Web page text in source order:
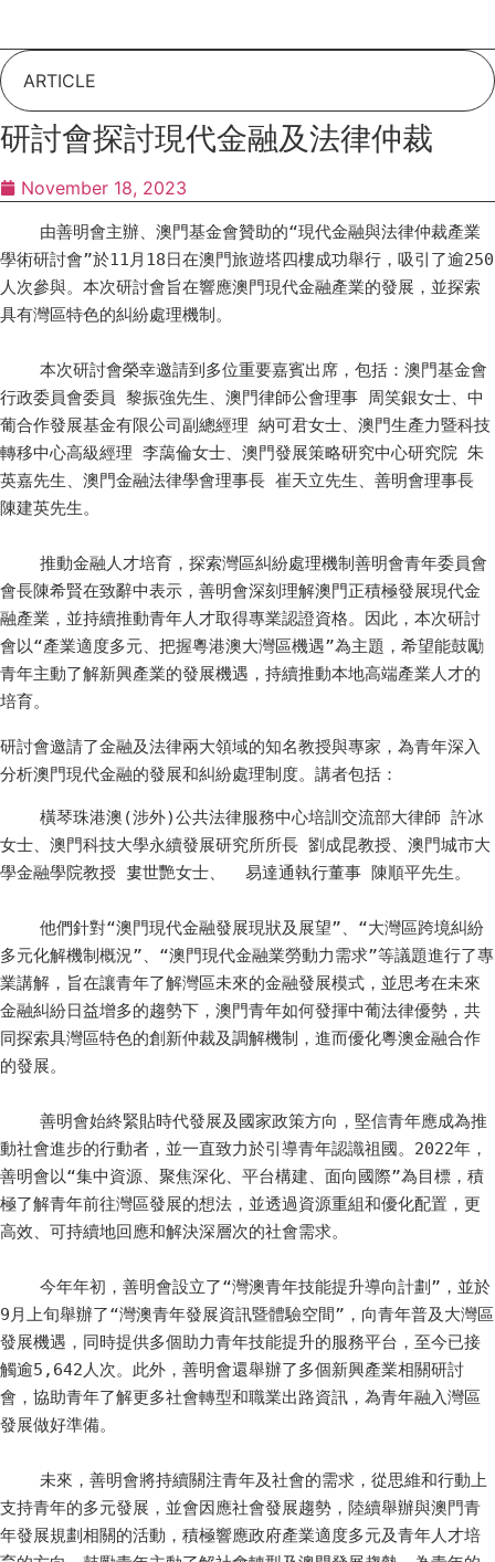
content
ARTICLE
研討會探討現代金融及法律仲裁
November 18, 2023
學術研討會”於11月18日在澳門旅遊塔四樓成功舉行，吸引了逾250
人次參與。本次研討會旨在響應澳門現代金融產業的發展，並探索
具有灣區特色的糾紛處理機制。
行政委員會委員 黎振強先生、澳門律師公會理事 周笑銀女士、中
葡合作發展基金有限公司副總經理 納可君女士、澳門生產力暨科技
轉移中心高級經理 李藹倫女士、澳門發展策略研究中心研究院 朱
英嘉先生、澳門金融法律學會理事長 崔天立先生、善明會理事長
陳建英先生。
會長陳希賢在致辭中表示，善明會深刻理解澳門正積極發展現代金
融產業，並持續推動青年人才取得專業認證資格。因此，本次研討
會以“產業適度多元、把握粵港澳大灣區機遇”為主題，希望能鼓勵
青年主動了解新興產業的發展機遇，持續推動本地高端產業人才的
培育。
研討會邀請了金融及法律兩大領域的知名教授與專家，為青年深入
分析澳門現代金融的發展和糾紛處理制度。講者包括：
女士、澳門科技大學永續發展研究所所長 劉成昆教授、澳門城市大
學金融學院教授 婁世艷女士、  易達通執行董事 陳順平先生。
多元化解機制概況”、“澳門現代金融業勞動力需求”等議題進行了專
業講解，旨在讓青年了解灣區未來的金融發展模式，並思考在未來
金融糾紛日益增多的趨勢下，澳門青年如何發揮中葡法律優勢，共
同探索具灣區特色的創新仲裁及調解機制，進而優化粵澳金融合作
的發展。
動社會進步的行動者，並一直致力於引導青年認識祖國。2022年，
善明會以“集中資源、聚焦深化、平台構建、面向國際”為目標，積
極了解青年前往灣區發展的想法，並透過資源重組和優化配置，更
高效、可持續地回應和解決深層次的社會需求。
9月上旬舉辦了“灣澳青年發展資訊暨體驗空間”，向青年普及大灣區
發展機遇，同時提供多個助力青年技能提升的服務平台，至今已接
觸逾5,642人次。此外，善明會還舉辦了多個新興產業相關研討
會，協助青年了解更多社會轉型和職業出路資訊，為青年融入灣區
發展做好準備。
支持青年的多元發展，並會因應社會發展趨勢，陸續舉辦與澳門青
年發展規劃相關的活動，積極響應政府產業適度多元及青年人才培